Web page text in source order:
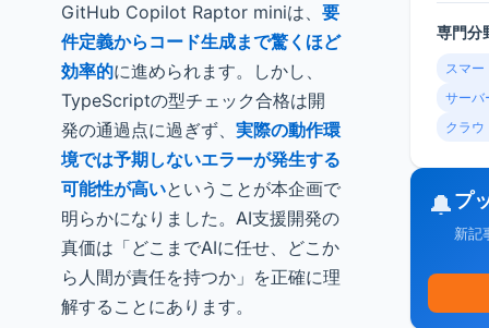
GitHub Copilot Raptor miniは、 要
件定義からコード生成まで驚くほど
効率的に進められます。しかし、
TypeScriptの型チェック合格は開
発の通過点に過ぎず、 実際の動作環
境では予期しないエラーが発生する
可能性が高いということが本企画で
明らかになりました。AI支援開発の
真価は「どこまでAIに任せ、どこか
ら人間が責任を持つか」を正確に理
解することにあります。
専門分
スマー
サーバ
クラウ
🔔プ
新記